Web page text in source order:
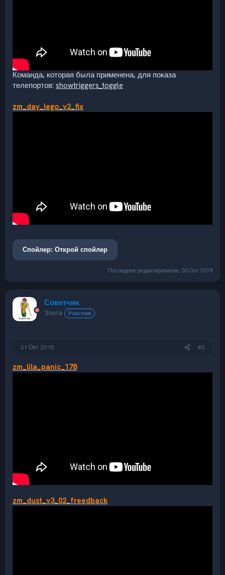
Команда, которая была применена, для показа
телепортов: showtriggers_toggle
zm_day_lego_v2_fix
Спойлер: Открой спойлер
Последнее редактирование: 30 Окт 2015
Советчик
Элита Участник
31 Окт 2015 #2
zm_lila_panic_178
zm_dust_v3_02_freedback